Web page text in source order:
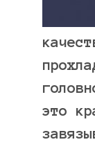
это